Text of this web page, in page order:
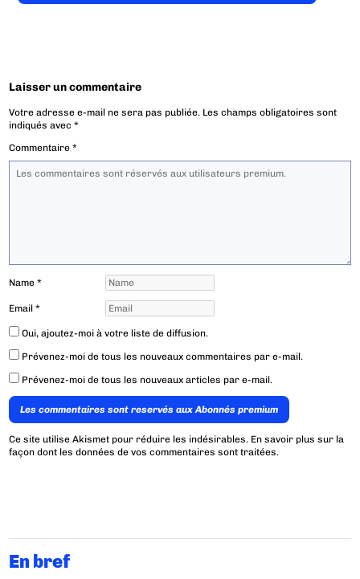
Laisser un commentaire
Votre adresse e-mail ne sera pas publiée. Les champs obligatoires sont
indiqués avec*
Commentaire*
Name*
Email*
Oui, ajoutez-moi à votre liste de diffusion.
Prévenez-moi de tous les nouveaux commentaires par e-mail.
Prévenez-moi de tous les nouveaux articles par e-mail.
Les commentaires sont reservés aux Abonnés premium
Ce site utilise Akismet pour réduire les indésirables. En savoir plus sur la
façon dont les données de vos commentaires sont traitées.
En bref